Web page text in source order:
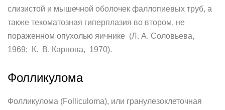
слизистой и мышечной оболочек фаллопиевых труб, а
также текоматозная гиперплазия во втором, не
пораженном опухолью яичнике (Л. А. Соловьева,
1969; К. В. Карпова, 1970).
Фолликулома
Фолликулома (Folliculoma), или гранулезоклеточная